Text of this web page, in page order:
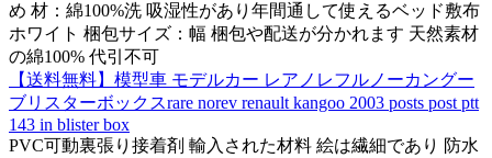
め 材：綿100%洗 吸湿性があり年間通して使えるベッド敷布
ホワイト 梱包サイズ：幅 梱包や配送が分かれます 天然素材
の綿100% 代引不可
【送料無料】模型車 モデルカー レアノレフルノーカングー
ブリスターボックスrare norev renault kangoo 2003 posts post ptt
143 in blister box
PVC可動裏張り接着剤 輸入された材料 絵は繊細であり 防水